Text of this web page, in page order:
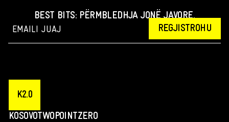
BEST BITS: PËRMBLEDHJA JONË JAVORE.
REGJISTROHU
K2.0
KOSOVOTWOPOINTZERO